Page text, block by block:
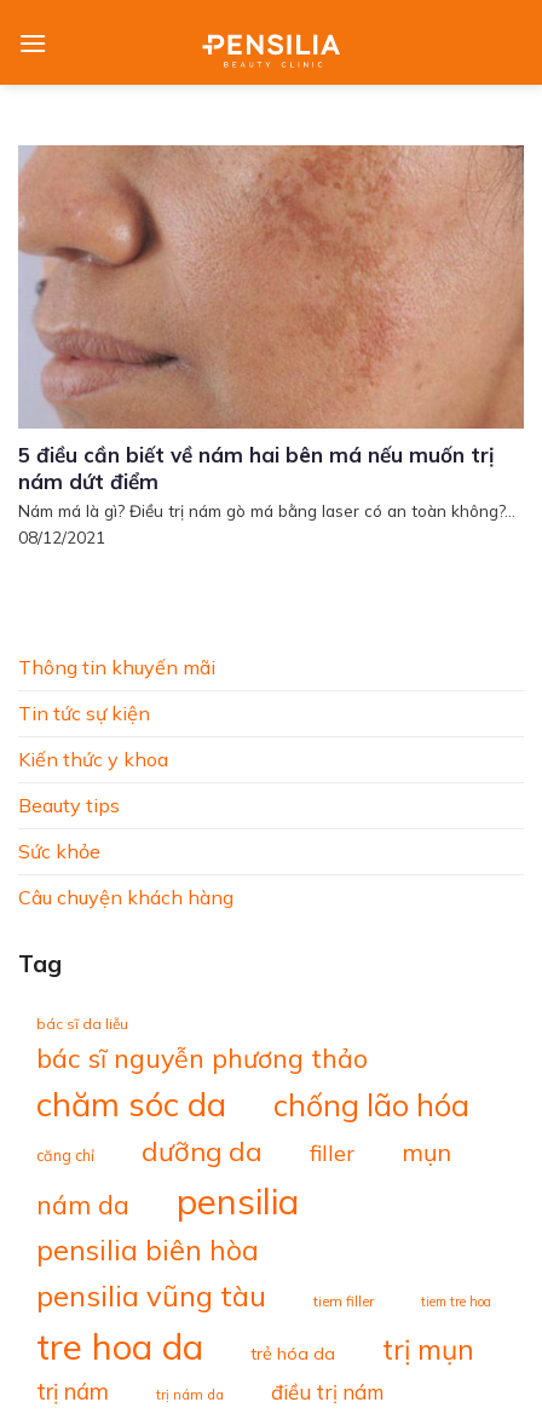
Thông tin khuyến mãi
Tin tức sự kiện
Kiến thức y khoa
Beauty tips
Sức khỏe
Câu chuyện khách hàng
Tag
bác sĩ da liễu
bác sĩ nguyễn phương thảo
chăm sóc da chống lão hóa
căng chỉ dưỡng da filler mụn
nám da pensilia
pensilia biên hòa
pensilia vũng tàu tiem filler tiem tre hoa
tre hoa da trẻ hóa da trị mụn
trị nám trị nám da điều trị nám
5 điều cần biết về nám hai bên má nếu muốn trị
nám dứt điểm
Nám má là gì? Điều trị nám gò má bằng laser có an toàn không?...
08/12/2021